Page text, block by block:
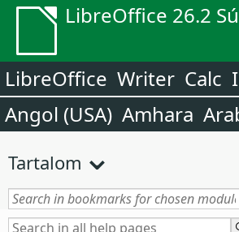
LibreOffice 26.2
LibreOffice Writer Calc
Angol (USA) Amhara
Tartalom